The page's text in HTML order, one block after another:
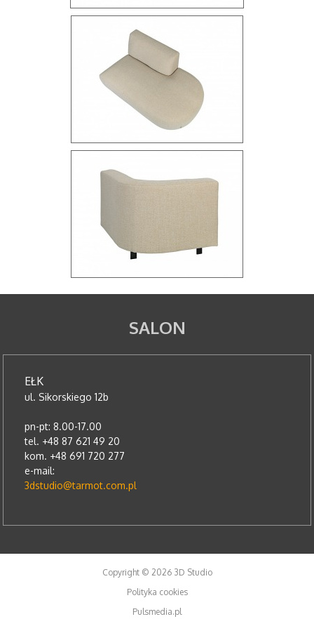
SALON
EŁK
ul. Sikorskiego 12b
pn-pt: 8.00-17.00
tel. +48 87 621 49 20
kom. +48 691 720 277
e-mail:
3dstudio@tarmot.com.pl
Copyright © 2026 3D Studio
Polityka cookies
Pulsmedia.pl